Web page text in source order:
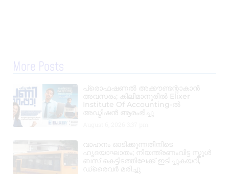
More Posts
പ്രൊഫഷണൽ അക്കൗണ്ടന്റാകാൻ
അവസരം; കിലിമാനൂരിൽ Elixer
Institute Of Accounting-ൽ
അഡ്മിഷൻ ആരംഭിച്ചു
വാഹനം ഓടിക്കുന്നതിനിടെ
ഹൃദയാഘാതം; നിയന്ത്രണംവിട്ട സ്കൂൾ
ബസ് കെട്ടിടത്തിലേക്ക് ഇടിച്ചുകയറി,
ഡ്രൈവർ മരിച്ചു